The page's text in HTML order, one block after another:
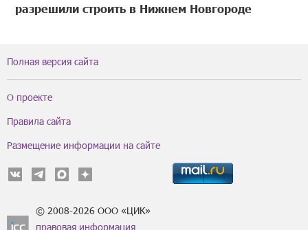
разрешили строить в Нижнем Новгороде
Полная версия сайта
О проекте
Правила сайта
Размещение информации на сайте
© 2008-2026 ООО «ЦИК»
правовая информация